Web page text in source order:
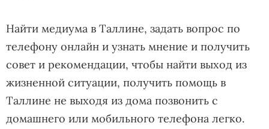
Найти медиума в Таллине, задать вопрос по
телефону онлайн и узнать мнение и получить
совет и рекомендации, чтобы найти выход из
жизненной ситуации, получить помощь в
Таллине не выходя из дома позвонить с
домашнего или мобильного телефона легко.